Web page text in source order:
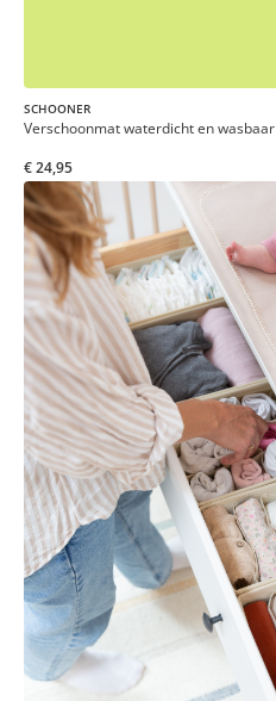
SCHOONER
Verschoonmat waterdicht en wasbaar
€ 24,95